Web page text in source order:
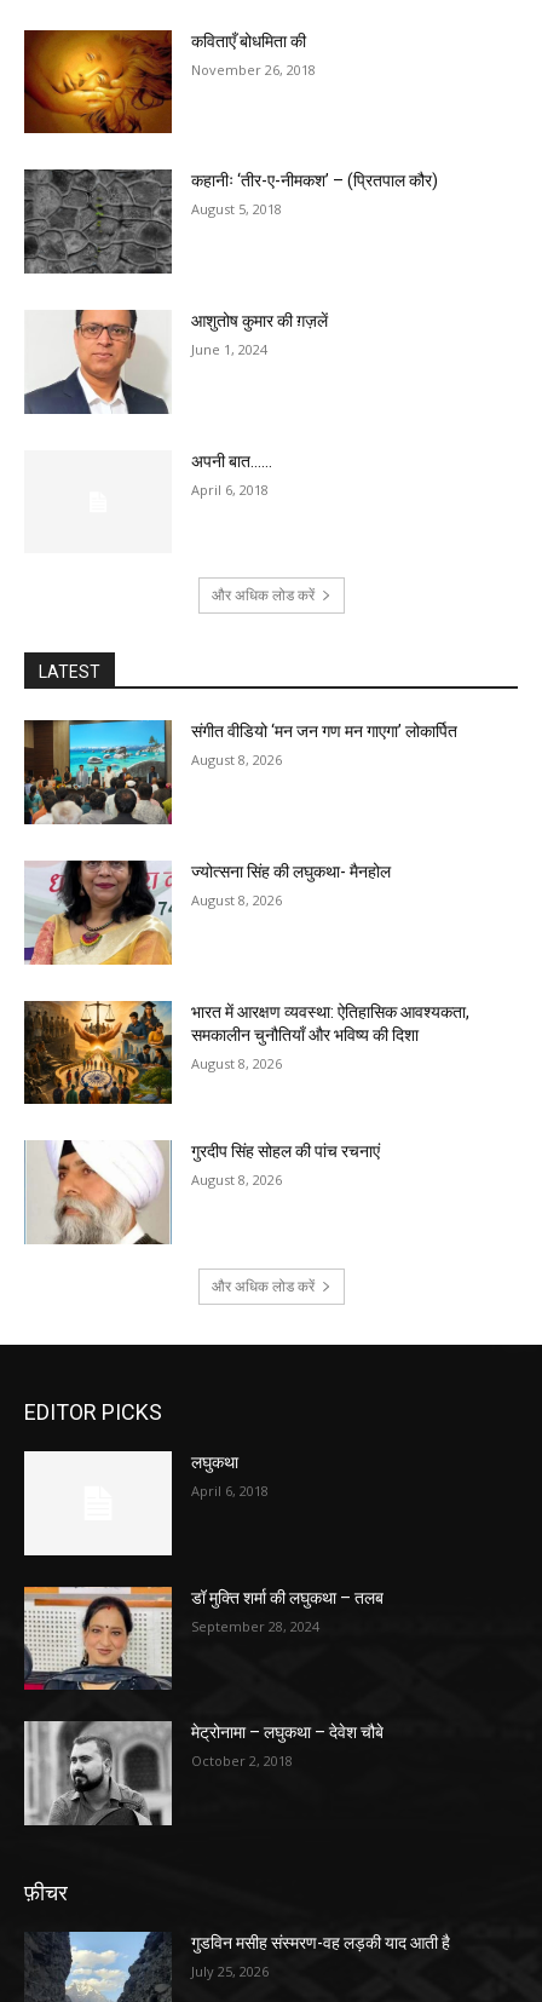
कविताएँ बोधमिता की
November 26, 2018
कहानीः ‘तीर-ए-नीमकश’ – (प्रितपाल कौर)
August 5, 2018
आशुतोष कुमार की ग़ज़लें
June 1, 2024
अपनी बात……
April 6, 2018
और अधिक लोड करें
LATEST
संगीत वीडियो ‘मन जन गण मन गाएगा’ लोकार्पित
August 8, 2026
ज्योत्सना सिंह की लघुकथा- मैनहोल
August 8, 2026
भारत में आरक्षण व्यवस्था: ऐतिहासिक आवश्यकता,
समकालीन चुनौतियाँ और भविष्य की दिशा
August 8, 2026
गुरदीप सिंह सोहल की पांच रचनाएं
August 8, 2026
और अधिक लोड करें
EDITOR PICKS
लघुकथा
April 6, 2018
डॉ मुक्ति शर्मा की लघुकथा – तलब
September 28, 2024
मेट्रोनामा – लघुकथा – देवेश चौबे
October 2, 2018
फ़ीचर
गुडविन मसीह संस्मरण-वह लड़की याद आती है
July 25, 2026